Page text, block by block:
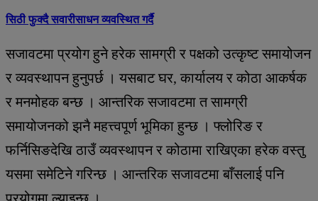
सिठी फुक्दै सवारीसाधन व्यवस्थित गर्दै
सजावटमा प्रयोग हुने हरेक सामग्री र पक्षको उत्कृष्ट समायोजन
र व्यवस्थापन हुनुपर्छ । यसबाट घर, कार्यालय र कोठा आकर्षक
र मनमोहक बन्छ । आन्तरिक सजावटमा त सामग्री
समायोजनको झनै महत्त्वपूर्ण भूमिका हुन्छ । फ्लोरिङ र
फर्निसिङदेखि ठाउँ व्यवस्थापन र कोठामा राखिएका हरेक वस्तु
यसमा समेटिने गरिन्छ । आन्तरिक सजावटमा बाँसलाई पनि